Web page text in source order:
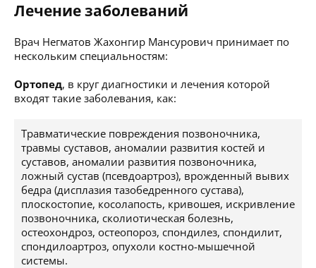
Лечение заболеваний
Врач Негматов Жахонгир Мансурович принимает по
нескольким специальностям:
Ортопед, в круг диагностики и лечения которой
входят такие заболевания, как:
Травматические повреждения позвоночника,
травмы суставов, аномалии развития костей и
суставов, аномалии развития позвоночника,
ложный сустав (псевдоартроз), врожденный вывих
бедра (дисплазия тазобедренного сустава),
плоскостопие, косолапость, кривошея, искривление
позвоночника, сколиотическая болезнь,
остеохондроз, остеопороз, спондилез, спондилит,
спондилоартроз, опухоли костно-мышечной
системы.